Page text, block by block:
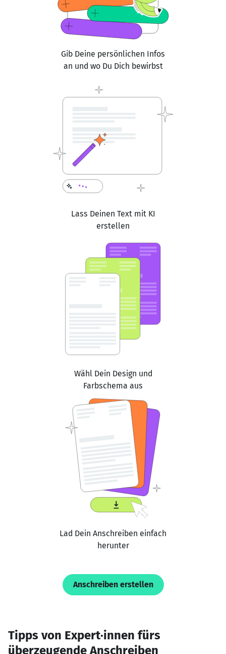
Gib Deine persönlichen Infos
an und wo Du Dich bewirbst
Lass Deinen Text mit KI
erstellen
Wähl Dein Design und
Farbschema aus
Lad Dein Anschreiben einfach
herunter
Anschreiben erstellen
Tipps von Expert·innen fürs
überzeugende Anschreiben